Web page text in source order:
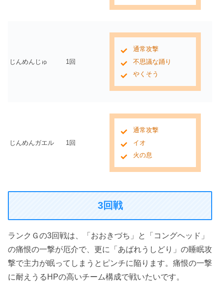
じんめんじゅ 1回
通常攻撃
不思議な踊り
やくそう
じんめんガエル 1回
通常攻撃
イオ
火の息
3回戦
ランクＧの3回戦は、「おおきづち」と「コングヘッド」
の痛恨の一撃が厄介で、更に「あばれうしどり」の睡眠攻
撃で主力が眠ってしまうとピンチに陥ります。痛恨の一撃
に耐えうるHPの高いチーム構成で戦いたいです。